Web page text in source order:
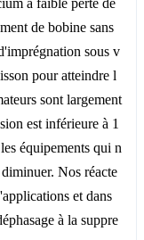
de bobine sans
sous v
pour atteindre l
sont largement
est inférieure à 1
équipements qui n
Nos réacte
et dans
à la suppre